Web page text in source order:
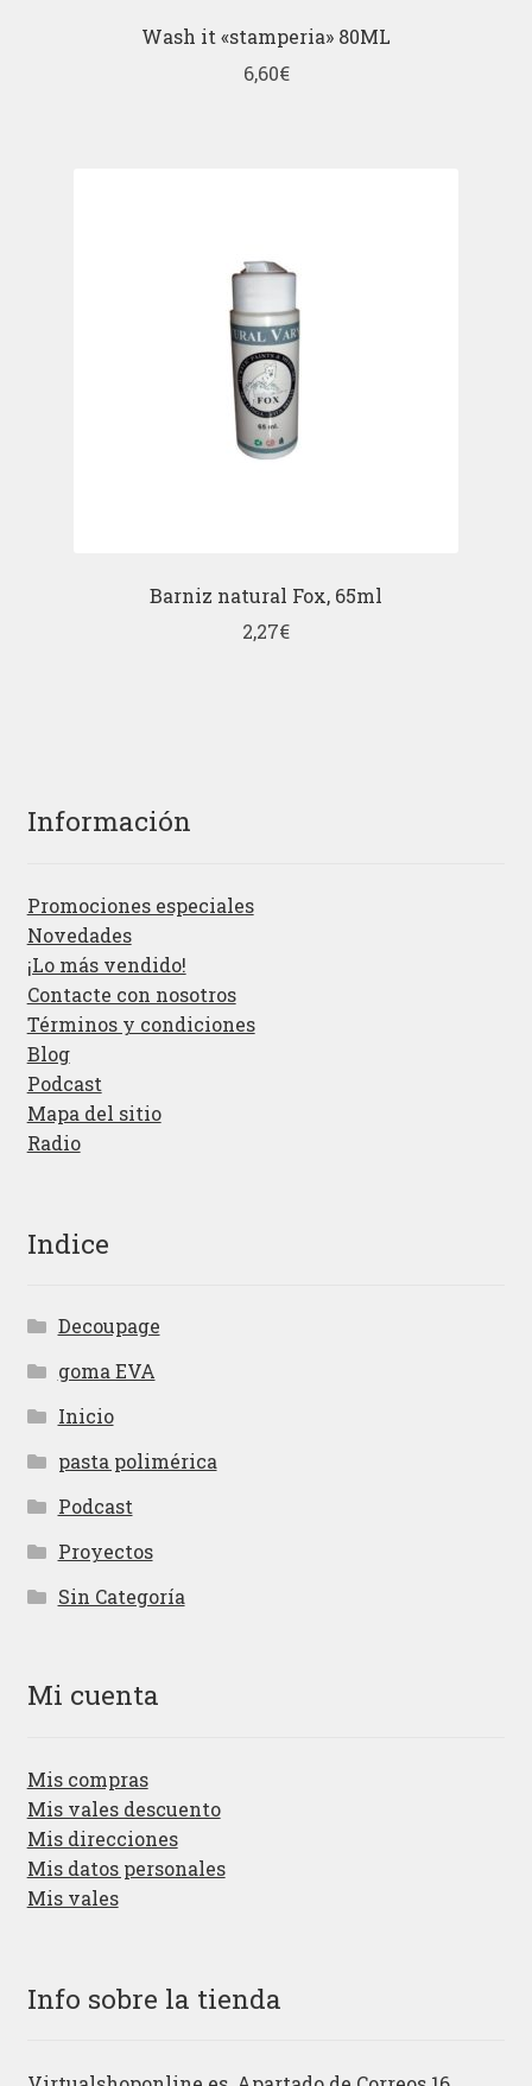
Wash it «stamperia» 80ML
6,60€
Barniz natural Fox, 65ml
2,27€
Información
Promociones especiales
Novedades
¡Lo más vendido!
Contacte con nosotros
Términos y condiciones
Blog
Podcast
Mapa del sitio
Radio
Indice
Decoupage
goma EVA
Inicio
pasta polimérica
Podcast
Proyectos
Sin Categoría
Mi cuenta
Mis compras
Mis vales descuento
Mis direcciones
Mis datos personales
Mis vales
Info sobre la tienda